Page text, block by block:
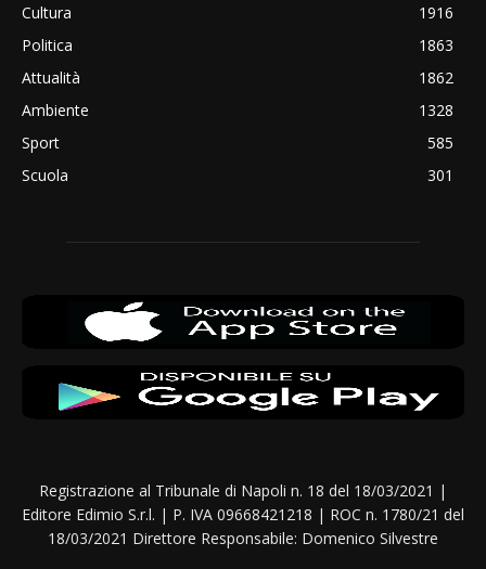
Cultura
1916
Politica
1863
Attualità
1862
Ambiente
1328
Sport
585
Scuola
301
Registrazione al Tribunale di Napoli n. 18 del 18/03/2021 |
Editore Edimio S.r.l. | P. IVA 09668421218 | ROC n. 1780/21 del
18/03/2021 Direttore Responsabile: Domenico Silvestre